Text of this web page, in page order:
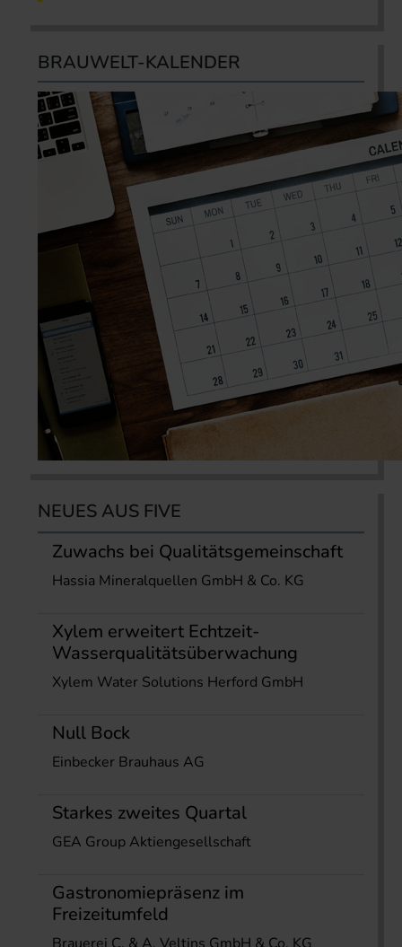
BRAUWELT-KALENDER
NEUES AUS FIVE
Zuwachs bei Qualitätsgemeinschaft
Hassia Mineralquellen GmbH & Co. KG
Xylem erweitert Echtzeit-
Wasserqualitätsüberwachung
Xylem Water Solutions Herford GmbH
Null Bock
Einbecker Brauhaus AG
Starkes zweites Quartal
GEA Group Aktiengesellschaft
Gastronomiepräsenz im
Freizeitumfeld